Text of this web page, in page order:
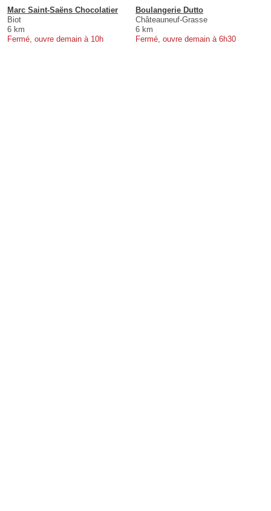
Marc Saint-Saëns Chocolatier
Biot
6 km
Fermé, ouvre demain à 10h
Boulangerie Dutto
Châteauneuf-Grasse
6 km
Fermé, ouvre demain à 6h30